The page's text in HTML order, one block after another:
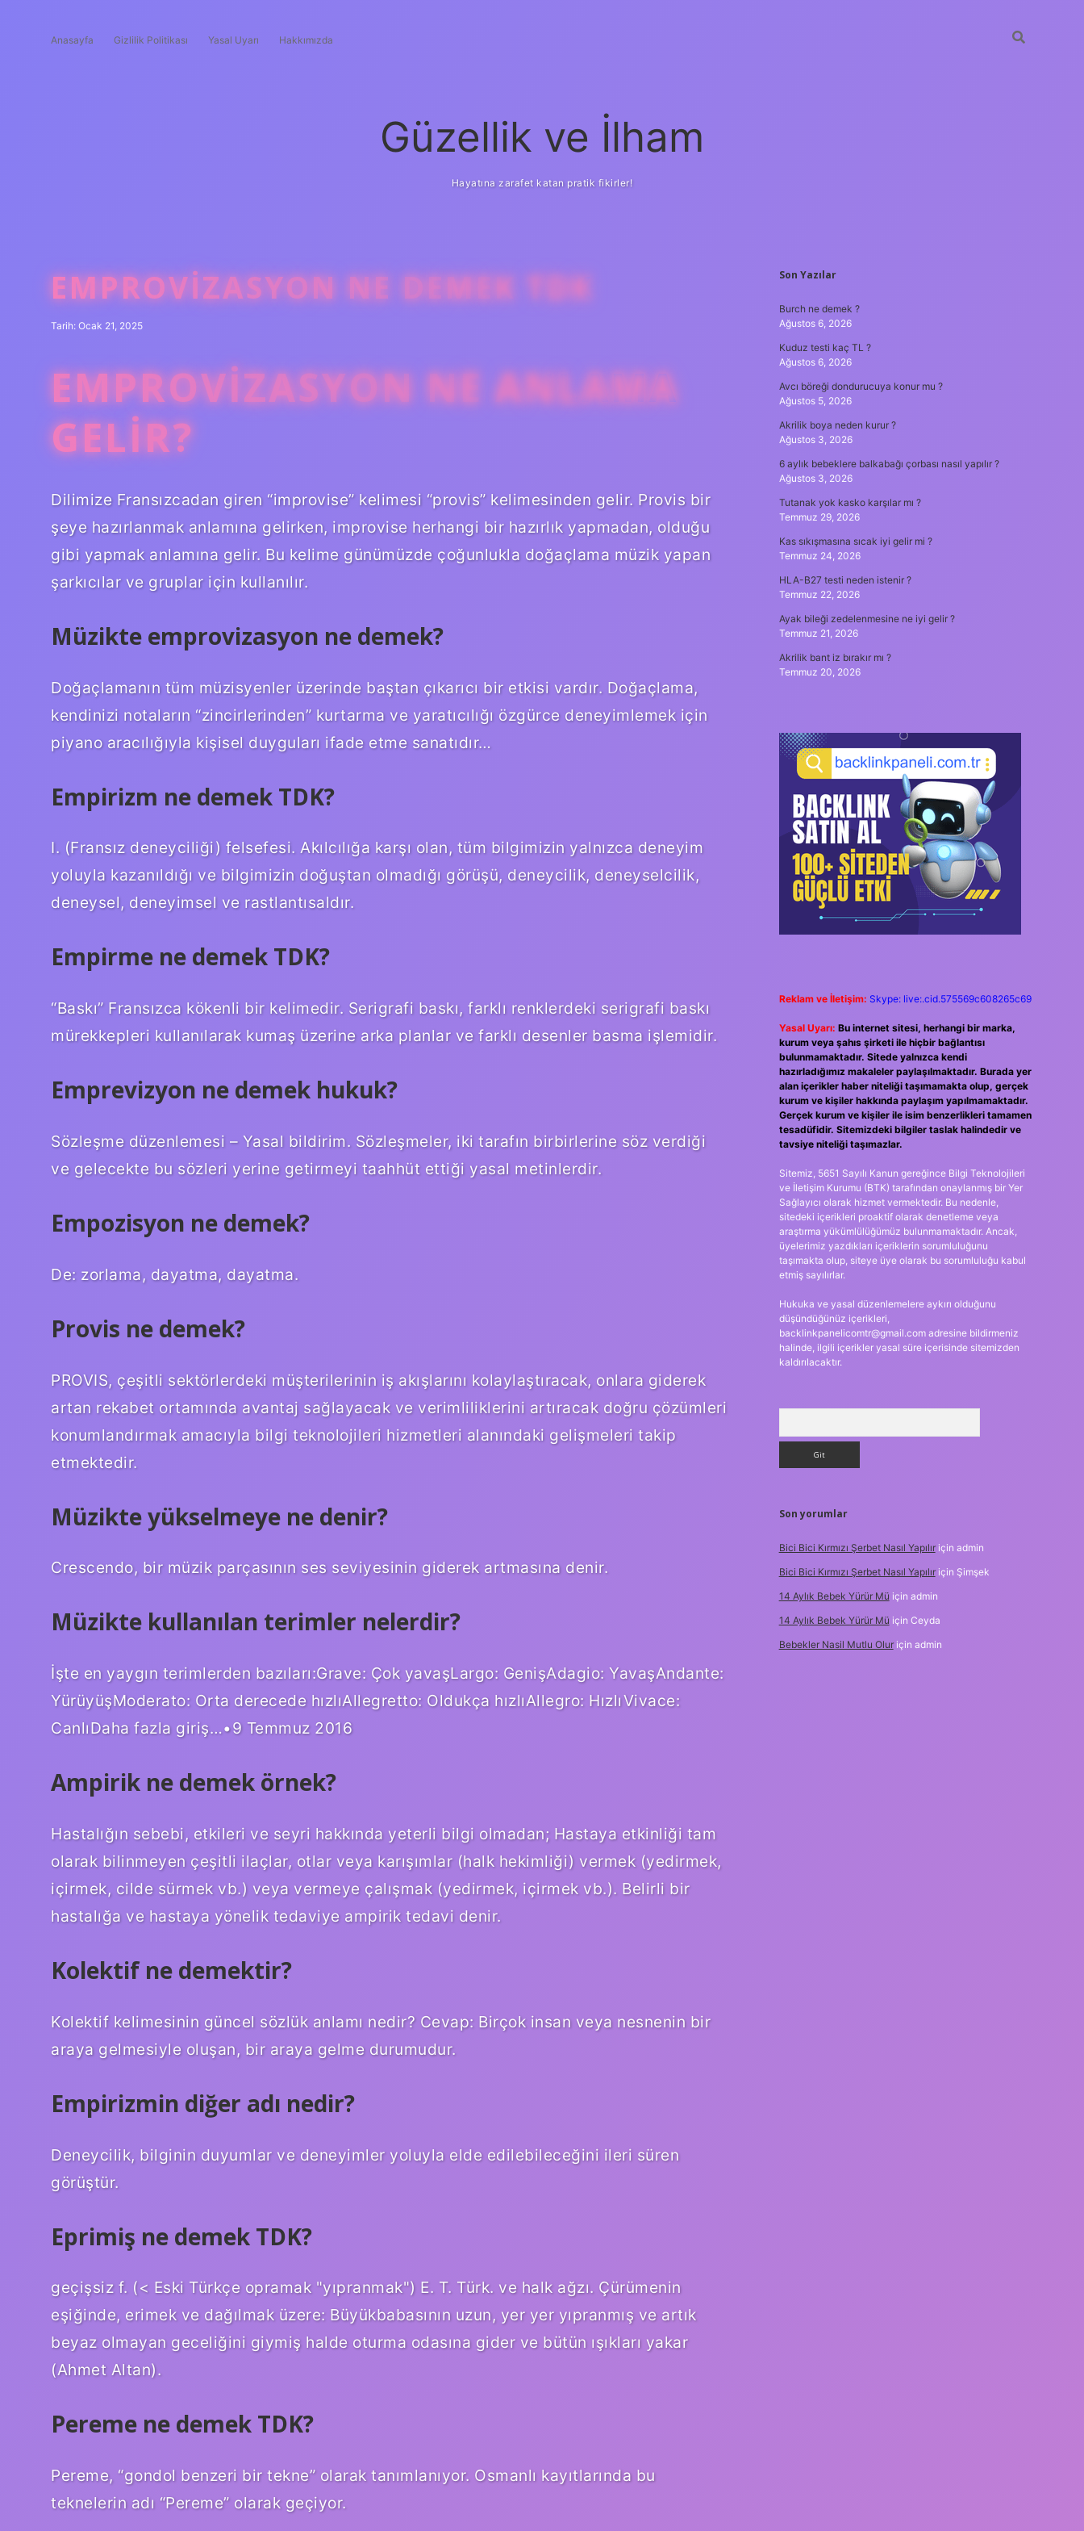
Anasayfa Gizlilik Politikası Yasal Uyarı Hakkımızda
Güzellik ve İlham
Hayatına zarafet katan pratik fikirler!
EMPROVIZASYON NE DEMEK TDK
Tarih: Ocak 21, 2025
EMPROVIZASYON NE ANLAMA
GELIR?
Dilimize Fransızcadan giren “improvise” kelimesi “provis” kelimesinden gelir. Provis bir
şeye hazırlanmak anlamına gelirken, improvise herhangi bir hazırlık yapmadan, olduğu
gibi yapmak anlamına gelir. Bu kelime günümüzde çoğunlukla doğaçlama müzik yapan
şarkıcılar ve gruplar için kullanılır.
Müzikte emprovizasyon ne demek?
Doğaçlamanın tüm müzisyenler üzerinde baştan çıkarıcı bir etkisi vardır. Doğaçlama,
kendinizi notaların “zincirlerinden” kurtarma ve yaratıcılığı özgürce deneyimlemek için
piyano aracılığıyla kişisel duyguları ifade etme sanatıdır…
Empirizm ne demek TDK?
I. (Fransız deneyciliği) felsefesi. Akılcılığa karşı olan, tüm bilgimizin yalnızca deneyim
yoluyla kazanıldığı ve bilgimizin doğuştan olmadığı görüşü, deneycilik, deneyselcilik,
deneysel, deneyimsel ve rastlantısaldır.
Empirme ne demek TDK?
“Baskı” Fransızca kökenli bir kelimedir. Serigrafi baskı, farklı renklerdeki serigrafi baskı
mürekkepleri kullanılarak kumaş üzerine arka planlar ve farklı desenler basma işlemidir.
Emprevizyon ne demek hukuk?
Sözleşme düzenlemesi – Yasal bildirim. Sözleşmeler, iki tarafın birbirlerine söz verdiği
ve gelecekte bu sözleri yerine getirmeyi taahhüt ettiği yasal metinlerdir.
Empozisyon ne demek?
De: zorlama, dayatma, dayatma.
Provis ne demek?
PROVIS, çeşitli sektörlerdeki müşterilerinin iş akışlarını kolaylaştıracak, onlara giderek
artan rekabet ortamında avantaj sağlayacak ve verimliliklerini artıracak doğru çözümleri
konumlandırmak amacıyla bilgi teknolojileri hizmetleri alanındaki gelişmeleri takip
etmektedir.
Müzikte yükselmeye ne denir?
Crescendo, bir müzik parçasının ses seviyesinin giderek artmasına denir.
Müzikte kullanılan terimler nelerdir?
İşte en yaygın terimlerden bazıları:Grave: Çok yavaşLargo: GenişAdagio: YavaşAndante:
YürüyüşModerato: Orta derecede hızlıAllegretto: Oldukça hızlıAllegro: HızlıVivace:
CanlıDaha fazla giriş…•9 Temmuz 2016
Ampirik ne demek örnek?
Hastalığın sebebi, etkileri ve seyri hakkında yeterli bilgi olmadan; Hastaya etkinliği tam
olarak bilinmeyen çeşitli ilaçlar, otlar veya karışımlar (halk hekimliği) vermek (yedirmek,
içirmek, cilde sürmek vb.) veya vermeye çalışmak (yedirmek, içirmek vb.). Belirli bir
hastalığa ve hastaya yönelik tedaviye ampirik tedavi denir.
Kolektif ne demektir?
Kolektif kelimesinin güncel sözlük anlamı nedir? Cevap: Birçok insan veya nesnenin bir
araya gelmesiyle oluşan, bir araya gelme durumudur.
Empirizmin diğer adı nedir?
Deneycilik, bilginin duyumlar ve deneyimler yoluyla elde edilebileceğini ileri süren
görüştür.
Eprimiş ne demek TDK?
geçişsiz f. (< Eski Türkçe opramak "yıpranmak") E. T. Türk. ve halk ağzı. Çürümenin
eşiğinde, erimek ve dağılmak üzere: Büyükbabasının uzun, yer yer yıpranmış ve artık
beyaz olmayan geceliğini giymiş halde oturma odasına gider ve bütün ışıkları yakar
(Ahmet Altan).
Pereme ne demek TDK?
Pereme, “gondol benzeri bir tekne” olarak tanımlanıyor. Osmanlı kayıtlarında bu
teknelerin adı “Pereme” olarak geçiyor.
SIDEBAR
Son Yazılar
Burch ne demek ?
Ağustos 6, 2026
Kuduz testi kaç TL ?
Ağustos 6, 2026
Avcı böreği dondurucuya konur mu ?
Ağustos 5, 2026
Akrilik boya neden kurur ?
Ağustos 3, 2026
6 aylık bebeklere balkabağı çorbası nasıl yapılır ?
Ağustos 3, 2026
Tutanak yok kasko karşılar mı ?
Temmuz 29, 2026
Kas sıkışmasına sıcak iyi gelir mi ?
Temmuz 24, 2026
HLA-B27 testi neden istenir ?
Temmuz 22, 2026
Ayak bileği zedelenmesine ne iyi gelir ?
Temmuz 21, 2026
Akrilik bant iz bırakır mı ?
Temmuz 20, 2026
Reklam ve İletişim: Skype: live:.cid.575569c608265c69
Yasal Uyarı: Bu internet sitesi, herhangi bir marka,
kurum veya şahıs şirketi ile hiçbir bağlantısı
bulunmamaktadır. Sitede yalnızca kendi
hazırladığımız makaleler paylaşılmaktadır. Burada yer
alan içerikler haber niteliği taşımamakta olup, gerçek
kurum ve kişiler hakkında paylaşım yapılmamaktadır.
Gerçek kurum ve kişiler ile isim benzerlikleri tamamen
tesadüfidir. Sitemizdeki bilgiler taslak halindedir ve
tavsiye niteliği taşımazlar.
Sitemiz, 5651 Sayılı Kanun gereğince Bilgi Teknolojileri
ve İletişim Kurumu (BTK) tarafından onaylanmış bir Yer
Sağlayıcı olarak hizmet vermektedir. Bu nedenle,
sitedeki içerikleri proaktif olarak denetleme veya
araştırma yükümlülüğümüz bulunmamaktadır. Ancak,
üyelerimiz yazdıkları içeriklerin sorumluluğunu
taşımakta olup, siteye üye olarak bu sorumluluğu kabul
etmiş sayılırlar.
Hukuka ve yasal düzenlemelere aykırı olduğunu
düşündüğünüz içerikleri,
backlinkpanelicomtr@gmail.comadresine bildirmeniz
halinde, ilgili içerikler yasal süre içerisinde sitemizden
kaldırılacaktır.
Son yorumlar
Bici Bici Kırmızı Şerbet Nasıl Yapılıriçin admin
Bici Bici Kırmızı Şerbet Nasıl Yapılıriçin Şimşek
14 Aylık Bebek Yürür Mü için admin
14 Aylık Bebek Yürür Mü için Ceyda
Bebekler Nasil Mutlu Oluriçin admin